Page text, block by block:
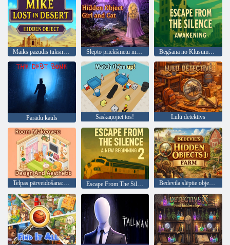
Maiks pazudis tuksnesī, slēptais objekts Slēpto priekšmetu meitene un kaķis Bēgšana no Klusuma Atmodas
Parādu kauls Saskaņojiet tos! Lulū detektīvs
Telpas pārveidošana: dizains un estētika Escape From The Silence 2 ir jauns sākums Bedevila slēptie objekti 1: ferma